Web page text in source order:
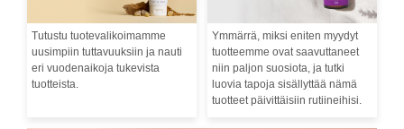
Tutustu tuotevalikoimamme
uusimpiin tuttavuuksiin ja nauti
eri vuodenaikoja tukevista
tuotteista.
Ymmärrä, miksi eniten myydyt
tuotteemme ovat saavuttaneet
niin paljon suosiota, ja tutki
luovia tapoja sisällyttää nämä
tuotteet päivittäisiin rutiineihisi.